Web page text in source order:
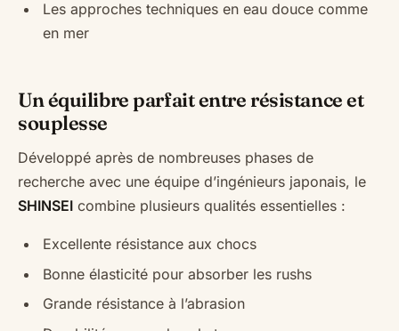
Les approches techniques en eau douce comme
en mer
Un équilibre parfait entre résistance et
souplesse
Développé après de nombreuses phases de
recherche avec une équipe d’ingénieurs japonais, le
SHINSEI combine plusieurs qualités essentielles :
Excellente résistance aux chocs
Bonne élasticité pour absorber les rushs
Grande résistance à l’abrasion